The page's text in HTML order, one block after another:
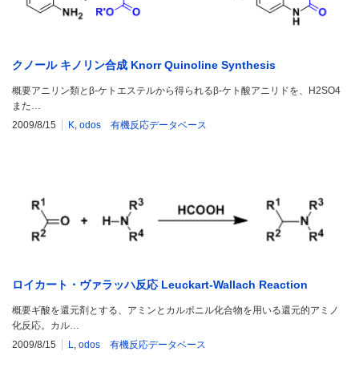
クノール キノリン合成 Knorr Quinoline Synthesis
概要アニリン類とβ-ケトエステルから得られるβ-ケト酸アニリドを、H2SO4
また…
2009/8/15
K, odos 有機反応データベース
ロイカート・ヴァラッハ反応 Leuckart-Wallach Reaction
概要ギ酸を還元剤とする、アミンとカルボニル化合物を用いる還元的アミノ
化反応。カル…
2009/8/15
L odos 有機反応データベース